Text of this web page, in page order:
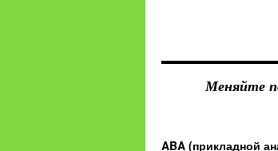
Меняйте
ABA (прикладной